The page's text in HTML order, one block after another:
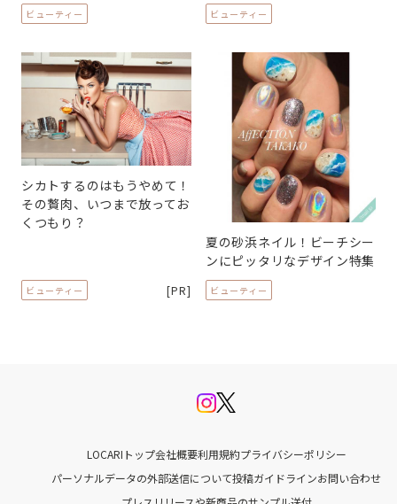
ビューティー ビューティー
シカトするのはもうやめて！
その贅肉、いつまで放ってお
くつもり？
ビューティー [PR]
夏の砂浜ネイル！ビーチシー
ンにピッタリなデザイン特集
ビューティー
LOCARIトップ会社概要利用規約プライバシーポリシー
パーソナルデータの外部送信について投稿ガイドラインお問い合わせ